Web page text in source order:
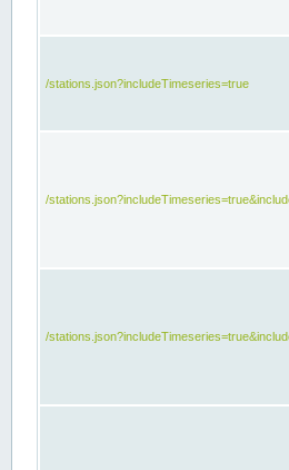
/stations.json?includeTimeseries=true
/
/